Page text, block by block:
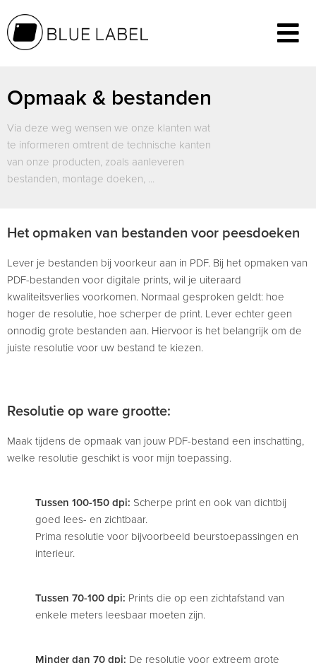
Opmaak & bestanden
Via deze weg wensen we onze klanten wat
te informeren omtrent de technische kanten
van onze producten, zoals aanleveren
bestanden, montage doeken, ...
Het opmaken van bestanden voor peesdoeken
Lever je bestanden bij voorkeur aan in PDF. Bij het opmaken van
PDF-bestanden voor digitale prints, wil je uiteraard
kwaliteitsverlies voorkomen. Normaal gesproken geldt: hoe
hoger de resolutie, hoe scherper de print. Lever echter geen
onnodig grote bestanden aan. Hiervoor is het belangrijk om de
juiste resolutie voor uw bestand te kiezen.
Resolutie op ware grootte:
Maak tijdens de opmaak van jouw PDF-bestand een inschatting,
welke resolutie geschikt is voor mijn toepassing.
Tussen 100-150 dpi: Scherpe print en ook van dichtbij
goed lees- en zichtbaar.
Prima resolutie voor bijvoorbeeld beurstoepassingen en
interieur.
Tussen 70-100 dpi: Prints die op een zichtafstand van
enkele meters leesbaar moeten zijn.
Minder dan 70 dpi: De resolutie voor extreem grote